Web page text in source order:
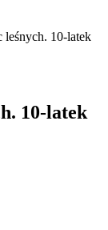
leśnych. 10-latek
10-latek